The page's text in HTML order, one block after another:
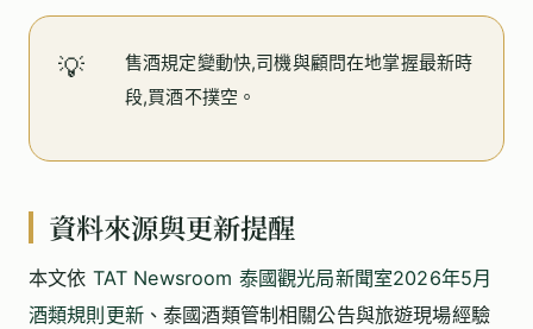
💡
售酒規定變動快,司機與顧問在地掌握最新時
段,買酒不撲空。
資料來源與更新提醒
本文依 TAT Newsroom 泰國觀光局新聞室2026年5月
酒類規則更新、泰國酒類管制相關公告與旅遊現場經驗